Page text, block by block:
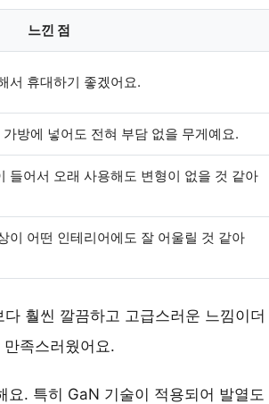
느낀 점
서 휴대하기 좋겠어요.
방에 넣어도 전혀 부담 없을 무게예요.
들어서 오래 사용해도 변형이 없을 것 같아
이 어떤 인테리어에도 잘 어울릴 것 같아
훨씬 깔끔하고 고급스러운 느낌이더
족스러웠어요.
요. 특히 GaN 기술이 적용되어 발열도